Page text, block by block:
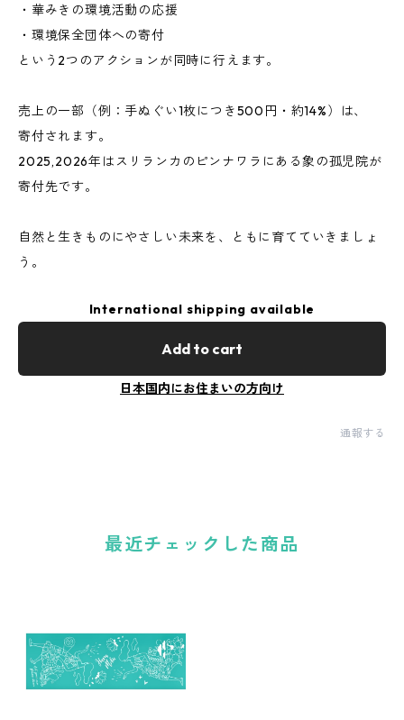
・華みきの環境活動の応援
・環境保全団体への寄付
という2つのアクションが同時に行えます。
売上の一部（例：手ぬぐい1枚につき500円・約14%）は、
寄付されます。
2025,2026年はスリランカのピンナワラにある象の孤児院が
寄付先です。
自然と生きものにやさしい未来を、ともに育てていきましょ
う。
International shipping available
Add to cart
日本国内にお住まいの方向け
通報する
最近チェックした商品